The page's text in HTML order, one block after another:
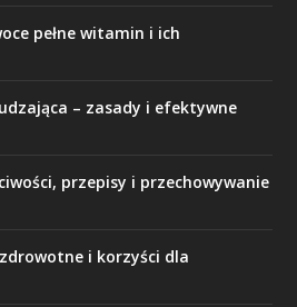
pełne witamin i ich
– zasady i efektywne
przepisy i przechowywanie
zdrowotne i korzyści dla